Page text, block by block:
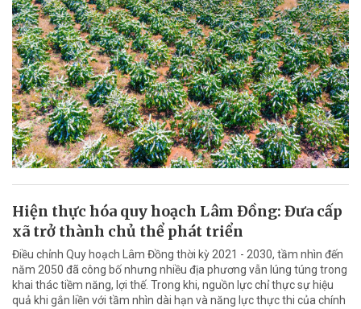
Hiện thực hóa quy hoạch Lâm Đồng: Đưa cấp
xã trở thành chủ thể phát triển
Điều chỉnh Quy hoạch Lâm Đồng thời kỳ 2021 - 2030, tầm nhìn đến
năm 2050 đã công bố nhưng nhiều địa phương vẫn lúng túng trong
khai thác tiềm năng, lợi thế. Trong khi, nguồn lực chỉ thực sự hiệu
quả khi gắn liền với tầm nhìn dài hạn và năng lực thực thi của chính